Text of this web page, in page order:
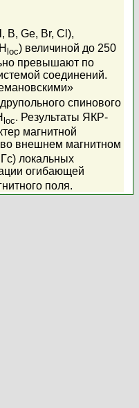
B, Ge, Br, Cl),
loc) величиной до 250
превышают по
соединений.
спинового
loc. Результаты ЯКР-
магнитной
во внешнем магнитном
локальных
огибающей
поля.